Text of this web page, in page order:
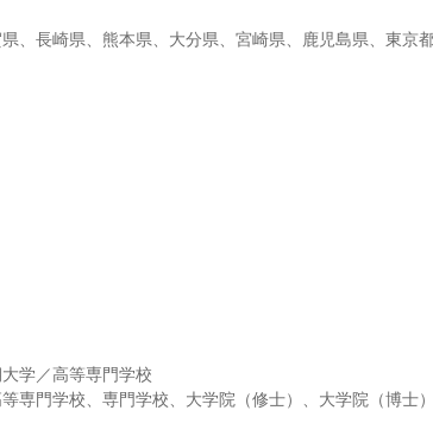
、長崎県、熊本県、大分県、宮崎県、鹿児島県、東京
学／高等専門学校
専門学校、専門学校、大学院（修士）、大学院（博士）